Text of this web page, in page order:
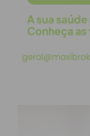
A comitiva de
Smart